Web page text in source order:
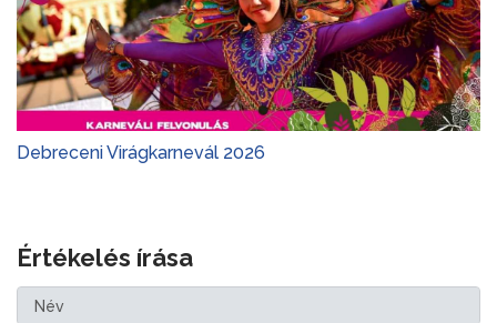
Debreceni Virágkarnevál 2026
Értékelés írása